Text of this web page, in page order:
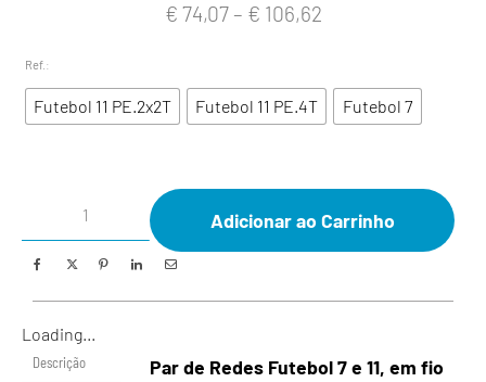
€ 74,07 – € 106,62
Ref. :
Futebol 11 PE.2x2T Futebol 11 PE.4T Futebol 7
Adicionar ao Carrinho
Loading...
Descrição
Par de Redes Futebol 7 e 11, em fio